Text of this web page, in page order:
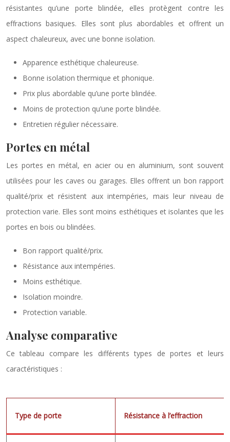
résistantes qu’une porte blindée, elles protègent contre les
effractions basiques. Elles sont plus abordables et offrent un
aspect chaleureux, avec une bonne isolation.
Apparence esthétique chaleureuse.
Bonne isolation thermique et phonique.
Prix plus abordable qu’une porte blindée.
Moins de protection qu’une porte blindée.
Entretien régulier nécessaire.
Portes en métal
Les portes en métal, en acier ou en aluminium, sont souvent
utilisées pour les caves ou garages. Elles offrent un bon rapport
qualité/prix et résistent aux intempéries, mais leur niveau de
protection varie. Elles sont moins esthétiques et isolantes que les
portes en bois ou blindées.
Bon rapport qualité/prix.
Résistance aux intempéries.
Moins esthétique.
Isolation moindre.
Protection variable.
Analyse comparative
Ce tableau compare les différents types de portes et leurs
caractéristiques :
Type de porte Résistance à l’effraction